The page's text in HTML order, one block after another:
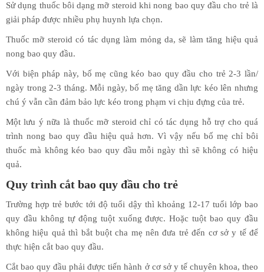
Sử dụng thuốc bôi dạng mỡ steroid khi nong bao quy đầu cho trẻ là
giải pháp được nhiều phụ huynh lựa chọn.
Thuốc mỡ steroid có tác dụng làm mỏng da, sẽ làm tăng hiệu quả
nong bao quy đầu.
Với biện pháp này, bố mẹ cũng kéo bao quy đầu cho trẻ 2-3 lần/
ngày trong 2-3 tháng. Mỗi ngày, bố mẹ tăng dần lực kéo lên nhưng
chú ý vẫn cần đảm bảo lực kéo trong phạm vi chịu đựng của trẻ.
Một lưu ý nữa là thuốc mỡ steroid chỉ có tác dụng hỗ trợ cho quá
trình nong bao quy đầu hiệu quả hơn. Vì vậy nếu bố mẹ chỉ bôi
thuốc mà không kéo bao quy đầu mỗi ngày thì sẽ không có hiệu
quả.
Quy trình cắt bao quy đầu cho trẻ
Trường hợp trẻ bước tới độ tuổi dậy thì khoảng 12-17 tuổi lớp bao
quy đầu không tự động tuột xuống được. Hoặc tuột bao quy đầu
không hiệu quả thì bắt buột cha mẹ nên đưa trẻ đến cơ sở y tế để
thực hiện cắt bao quy đầu.
Cắt bao quy đầu phải được tiến hành ở cơ sở y tế chuyên khoa, theo